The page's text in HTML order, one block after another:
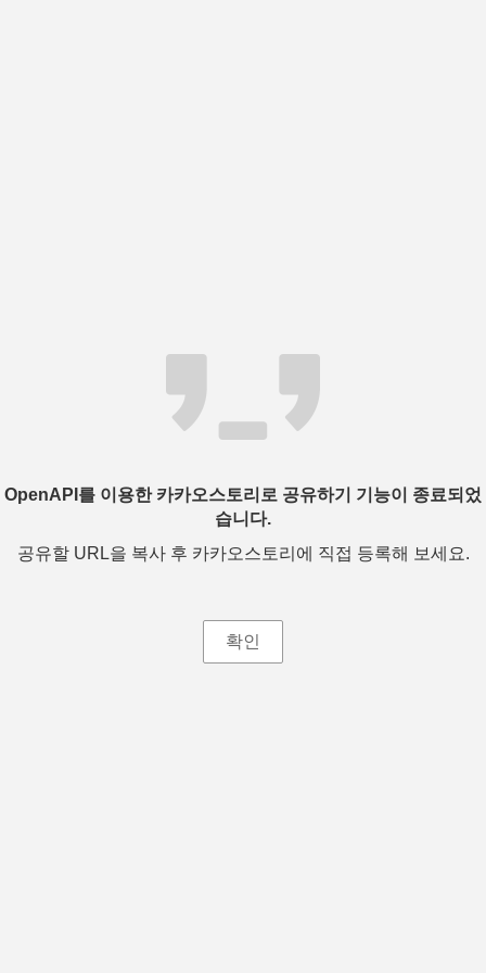
OpenAPI를 이용한 카카오스토리로 공유하기 기능이 종료되었
습니다.
공유할 URL을 복사 후 카카오스토리에 직접 등록해 보세요.
확인